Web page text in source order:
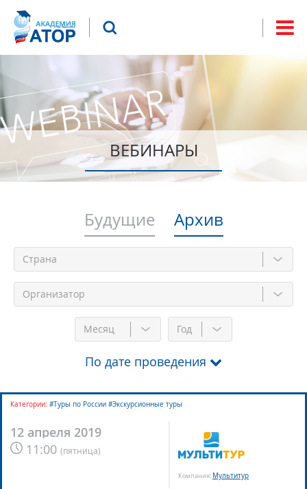
поиска
Что будем искать?
ВЕБИНАРЫ
Будущие Архив
Месяц Год
По дате проведения
12 апреля 2019
11:00 (пятница)
Компания: Мультитур
Категории: #Туры по России #Экскурсионные туры